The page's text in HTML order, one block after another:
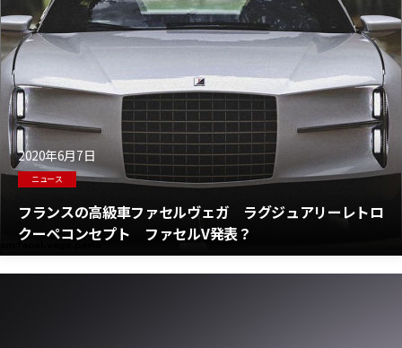
2020年6月7日
ニュース
フランスの高級車ファセルヴェガ ラグジュアリーレトロ
クーペコンセプト ファセルV発表？